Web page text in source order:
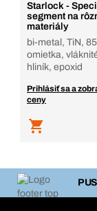
Starlock -
segment na
materiály
bi-metal, TiN,
omietka,
hliník, epoxid
Prihlásiť sa a
ceny